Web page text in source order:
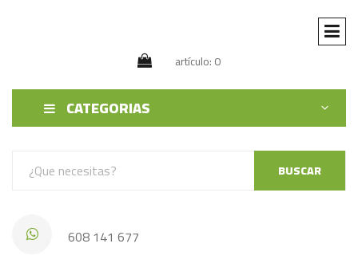
artículo: 0
CATEGORIAS
BUSCAR
608 141 677